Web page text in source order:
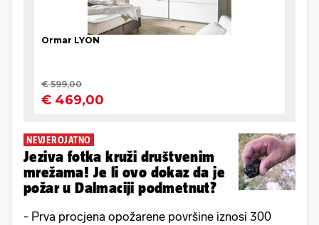
NEVJEROJATNO
Jeziva fotka kruži društvenim
mrežama! Je li ovo dokaz da je
požar u Dalmaciji podmetnut?
- Prva procjena opožarene površine iznosi 300